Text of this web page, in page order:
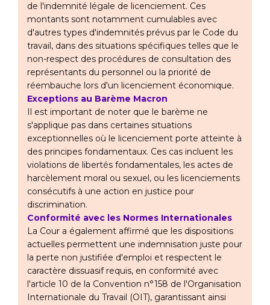
de l'indemnité légale de licenciement. Ces
montants sont notamment cumulables avec
d'autres types d'indemnités prévus par le Code du
travail, dans des situations spécifiques telles que le
non-respect des procédures de consultation des
représentants du personnel ou la priorité de
réembauche lors d'un licenciement économique.
Exceptions au Barème Macron
Il est important de noter que le barème ne
s'applique pas dans certaines situations
exceptionnelles où le licenciement porte atteinte à
des principes fondamentaux. Ces cas incluent les
violations de libertés fondamentales, les actes de
harcèlement moral ou sexuel, ou les licenciements
consécutifs à une action en justice pour
discrimination.
Conformité avec les Normes Internationales
La Cour a également affirmé que les dispositions
actuelles permettent une indemnisation juste pour
la perte non justifiée d'emploi et respectent le
caractère dissuasif requis, en conformité avec
l'article 10 de la Convention n°158 de l'Organisation
Internationale du Travail (OIT), garantissant ainsi